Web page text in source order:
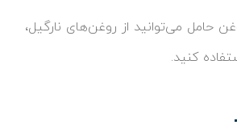
حامل می‌توانید از روغن‌های نارگیل،
کنید.